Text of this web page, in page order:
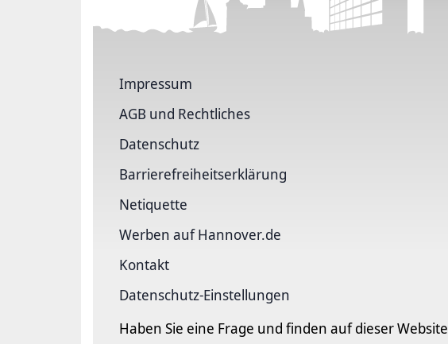
Impressum
AGB und Rechtliches
Datenschutz
Barriere­freiheits­erklärung
Netiquette
Werben auf Hannover.de
Kontakt
Datenschutz-Einstellungen
Haben Sie eine Frage und finden auf dieser Website